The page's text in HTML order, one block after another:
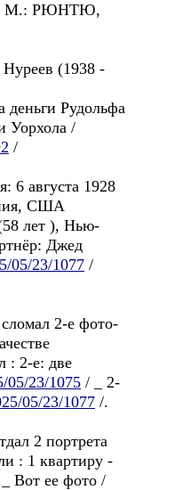
РЮНТЮ,
(1938 -
Рудольфa
Уорхолa /
/
6 августа 1928
США
лет ), Нью-
Джед
05/23/1077 /
2-e фото-
: 2-e: две
05/23/1075 / _ 2-
05/23/1077 /.
2 портрета
: 1 квартиру -
Bот ее фото /